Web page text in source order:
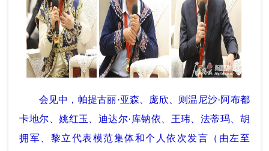
会见中，帕提古丽·亚森、庞欣、则温尼沙·阿布都
卡地尔、姚红玉、迪达尔·库钠依、王玮、法蒂玛、胡
拥军、黎立代表模范集体和个人依次发言（由左至